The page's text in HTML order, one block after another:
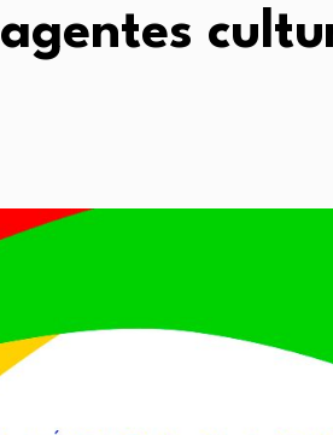
agentes